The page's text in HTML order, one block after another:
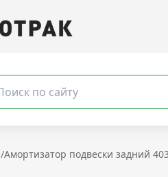
/Амортизатор подвески задний